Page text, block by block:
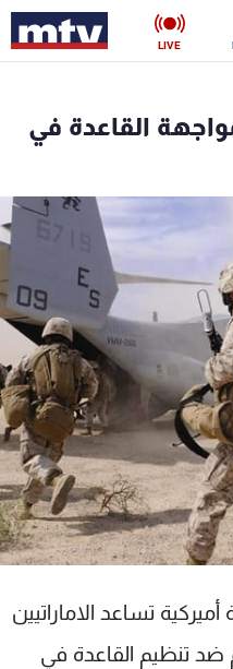
LIVE
القاعدة في
تساعد الاماراتيين
ضد تنظيم القاعدة في
ناس
رياضة